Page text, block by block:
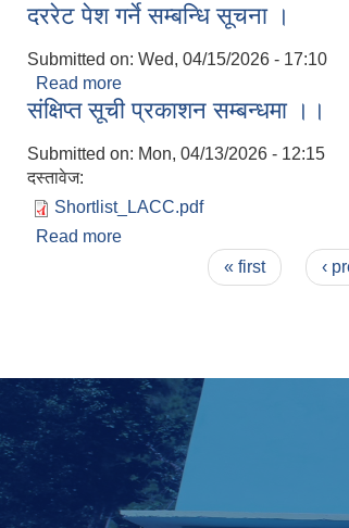
दररेट पेश गर्ने सम्बन्धि सूचना ।
Submitted on: Wed, 04/15/2026 - 17:10
Read more
संक्षिप्त सूची प्रकाशन सम्बन्धमा ।।
Submitted on: Mon, 04/13/2026 - 12:15
दस्तावेज:
Shortlist_LACC.pdf
Read more
« first ‹